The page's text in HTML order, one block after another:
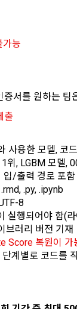
정으로 로그인
계정이 없나요? 회원
경)
과 상호, 영업소
화면에 게시하거나
의 소비자보호에 관
개인정보보호법 등
해 별도의 이용약
도약관”이 우선하여
사유 또는 관계
적용일자 및 개정사
이전부터 적용일
른 정책을 제정 및
회사” 홈페이지의
"회원"이 거부하는
약 이행 및 서비스
및 컨텐츠 제공을
ㆍ광고 활용
안내 및 이용권유,
른 광고, 이벤트 정
을 위한 통계학적
및 수집방법
항목
항목
년월일, 국가, 직업
가능
서를 원하는 팀
출
사용한 모델, 코
위, LGBM 모델,
입/출력 경로 포함
.py, .ipynb
8
실행되어야 함(
브러리 버전 기재
Score 복원이 가
계별로 코드를